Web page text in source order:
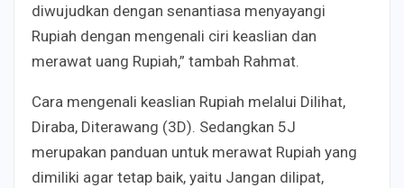
diwujudkan dengan senantiasa menyayangi
Rupiah dengan mengenali ciri keaslian dan
merawat uang Rupiah,” tambah Rahmat.
Cara mengenali keaslian Rupiah melalui Dilihat,
Diraba, Diterawang (3D). Sedangkan 5J
merupakan panduan untuk merawat Rupiah yang
dimiliki agar tetap baik, yaitu Jangan dilipat,